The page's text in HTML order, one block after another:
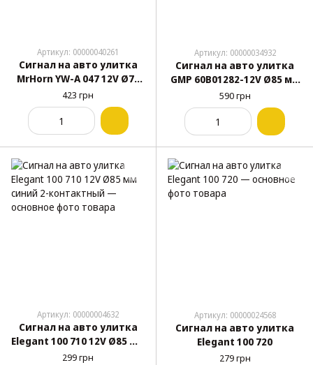
Артикул: 00000040261
Сигнал на авто улитка
MrHorn YW-A 047 12V Ø75
мм 410/510 Hz 2-
контактный защитная
крышка
423 грн
Артикул: 00000034932
Сигнал на авто улитка
GMP 60В01282-12V Ø85 мм
2-контактный оригинал
Турция
590 грн
Артикул: 00000004632
Сигнал на авто улитка
Elegant 100 710 12V Ø85 мм
синий 2-контактный
299 грн
Артикул: 00000024568
Сигнал на авто улитка
Elegant 100 720
279 грн